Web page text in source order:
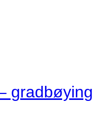
gradbøying